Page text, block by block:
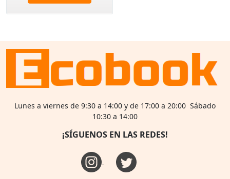
Lunes a viernes de 9:30 a 14:00 y de 17:00 a 20:00 Sábado
10:30 a 14:00
¡SÍGUENOS EN LAS REDES!